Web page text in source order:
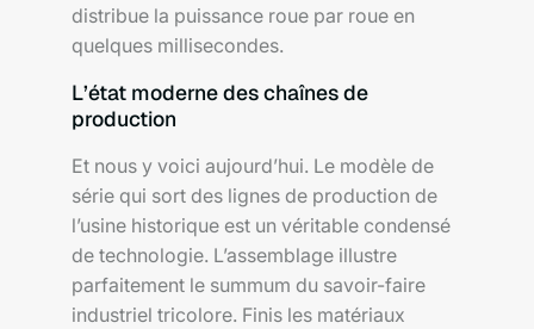
distribue la puissance roue par roue en
quelques millisecondes.
L’état moderne des chaînes de
production
Et nous y voici aujourd’hui. Le modèle de
série qui sort des lignes de production de
l’usine historique est un véritable condensé
de technologie. L’assemblage illustre
parfaitement le summum du savoir-faire
industriel tricolore. Finis les matériaux